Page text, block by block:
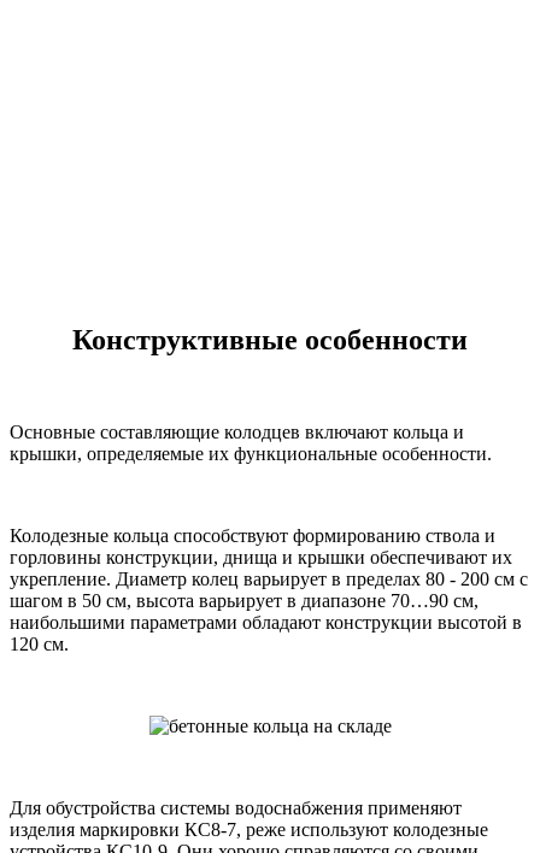
Конструктивные особенности
Основные составляющие колодцев включают кольца и
крышки, определяемые их функциональные особенности.
Колодезные кольца способствуют формированию ствола и
горловины конструкции, днища и крышки обеспечивают их
укрепление. Диаметр колец варьирует в пределах 80 - 200 см с
шагом в 50 см, высота варьирует в диапазоне 70…90 см,
наибольшими параметрами обладают конструкции высотой в
120 см.
Для обустройства системы водоснабжения применяют
изделия маркировки КС8-7, реже используют колодезные